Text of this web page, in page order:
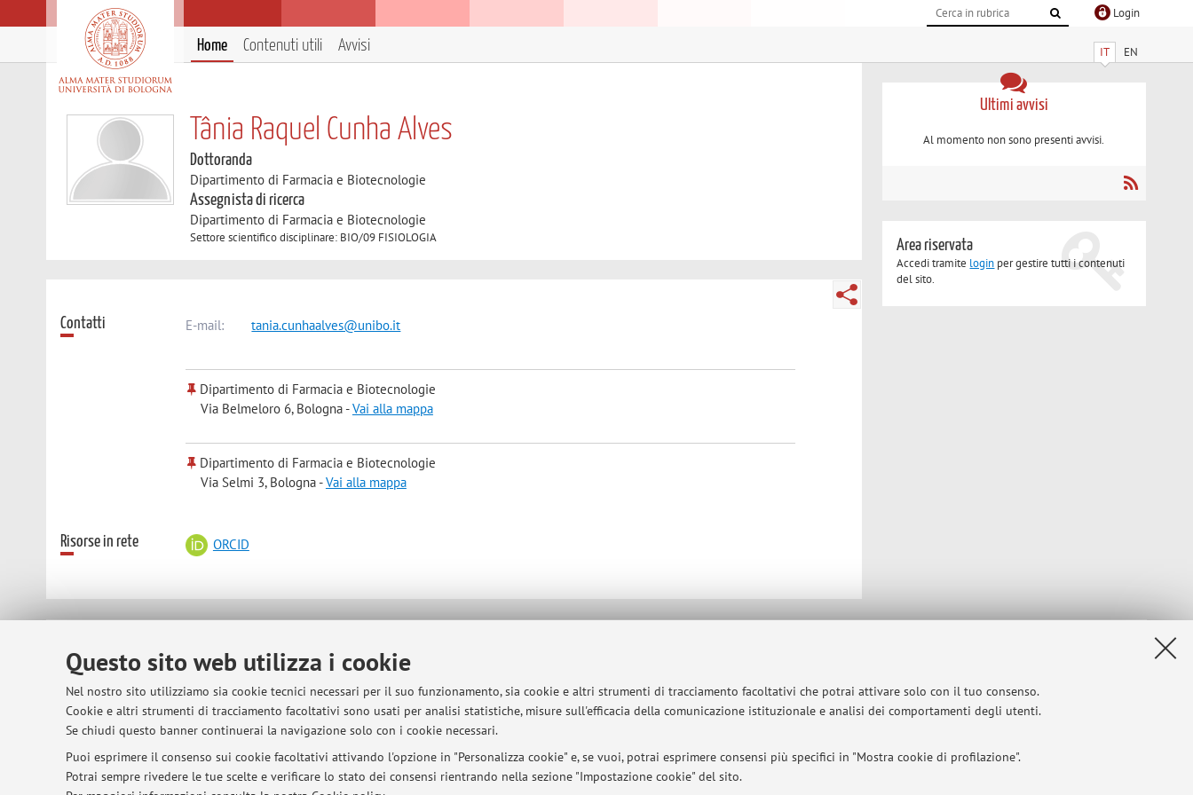
Questo sito web utilizza i cookie
Nel nostro sito utilizziamo sia cookie tecnici necessari per il suo funzionamento, sia cookie e altri strumenti di tracciamento facoltativi che potrai attivare solo con il tuo consenso.
Cookie e altri strumenti di tracciamento facoltativi sono usati per analisi statistiche, misure sull'efficacia della comunicazione istituzionale e analisi dei comportamenti degli utenti.
Se chiudi questo banner continuerai la navigazione solo con i cookie necessari.
Puoi esprimere il consenso sui cookie facoltativi attivando l'opzione in "Personalizza cookie" e, se vuoi, potrai esprimere consensi più specifici in "Mostra cookie di profilazione".
Potrai sempre rivedere le tue scelte e verificare lo stato dei consensi rientrando nella sezione "Impostazione cookie" del sito.
Login
IT EN
Home Contenuti utili Avvisi
Tânia Raquel Cunha Alves
Dottoranda
Dipartimento di Farmacia e Biotecnologie
Assegnista di ricerca
Dipartimento di Farmacia e Biotecnologie
Settore scientifico disciplinare: BIO/09 FISIOLOGIA
Contatti E-mail: tania.cunhaalves@unibo.it
Dipartimento di Farmacia e Biotecnologie
Via Belmeloro 6, Bologna -Vai alla mappa
Dipartimento di Farmacia e Biotecnologie
Via Selmi 3, Bologna -Vai alla mappa
Risorse in rete ORCID
Ultimi avvisi
Al momento non sono presenti avvisi.
Area riservata
Accedi tramite login per gestire tutti i contenuti
del sito.